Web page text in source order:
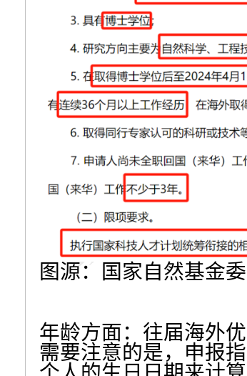
图源：国家自然基金
年龄方面：往届海外
需要注意的是，申报